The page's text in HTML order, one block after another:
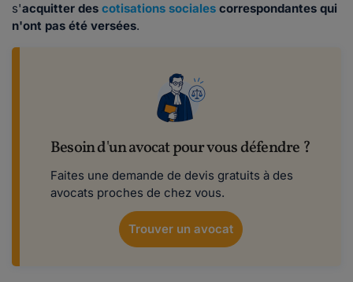
s'acquitter des cotisations sociales correspondantes qui
n'ont pas été versées.
Besoin d'un avocat pour vous défendre ?
Faites une demande de devis gratuits à des
avocats proches de chez vous.
Trouver un avocat